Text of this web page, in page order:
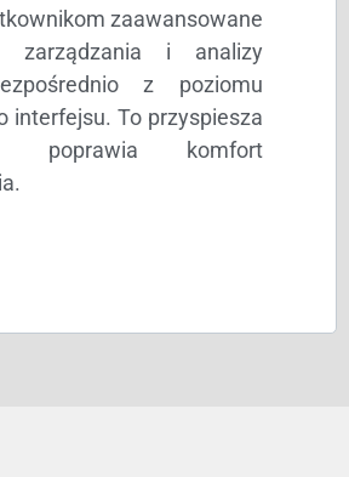
zaawansowane
zarządzania i analizy
z poziomu
interfejsu. To przyspiesza
komfort